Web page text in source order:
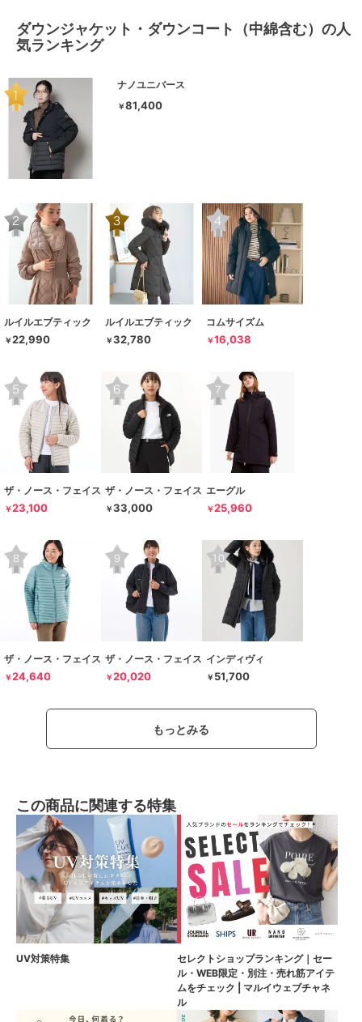
ダウンジャケット・ダウンコート（中綿含む）の人
気ランキング
ナノユニバース
￥81,400
ルイルエブティック
￥22,990
ルイルエブティック
￥32,780
コムサイズム
￥16,038
ザ・ノース・フェイス
￥23,100
ザ・ノース・フェイス
￥33,000
エーグル
￥25,960
ザ・ノース・フェイス
￥24,640
ザ・ノース・フェイス
￥20,020
インディヴィ
￥ 51,700
もっとみる
この商品に関連する特集
UV対策特集
セレクトショップランキング｜セー
ル・WEB限定・別注・売れ筋アイテ
ムをチェック | マルイウェブチャネ
ル